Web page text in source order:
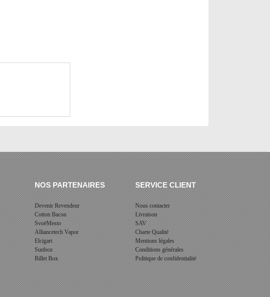
NOS PARTENAIRES
Devenir Revendeur
Cotton Bacon
SvoëMesto
Alliancetech Vapor
Elcigart
Sunbox
Billet Box
SERVICE CLIENT
Nous contacter
Livraison
SAV
Charte Qualité
Mentions légales
Conditions générales
Politique de confidentialité